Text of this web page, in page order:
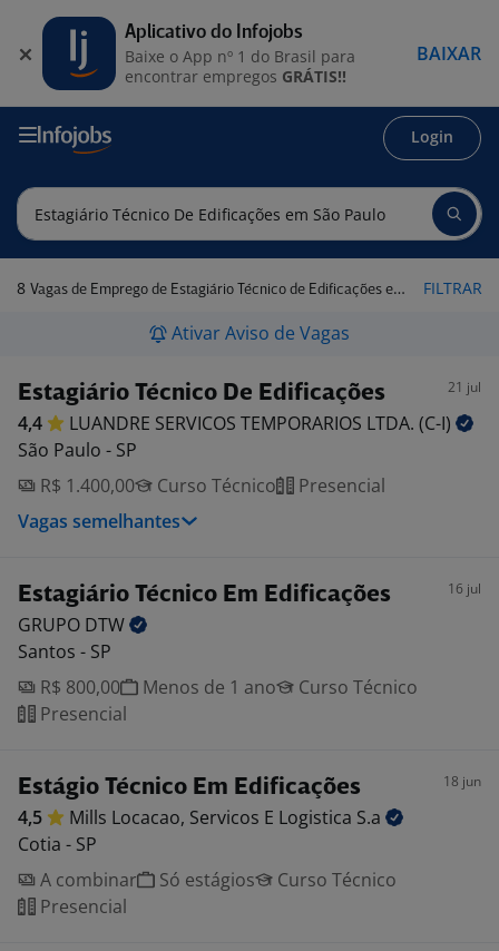
Login
8 Vagas de Emprego de Estagiário Técnico de Edificações em São Paulo FILTRAR
Ativar Aviso de Vagas
Estagiário Técnico De Edificações 21 jul
4,4 LUANDRE SERVICOS TEMPORARIOS LTDA. (C-I)
São Paulo - SP
R$ 1.400,00
Curso Técnico
Presencial
Vagas semelhantes
Estagiário Técnico Em Edificações 16 jul
GRUPO DTW
Santos - SP
R$ 800,00
Menos de 1 ano
Curso Técnico
Presencial
Estágio Técnico Em Edificações 18 jun
4,5 Mills Locacao, Servicos E Logistica S.a
Cotia - SP
A combinar
Só estágios
Curso Técnico
Presencial
Aplicativo do Infojobs
Baixe o App nº 1 do Brasil para
encontrar empregos GRÁTIS!!
BAIXAR